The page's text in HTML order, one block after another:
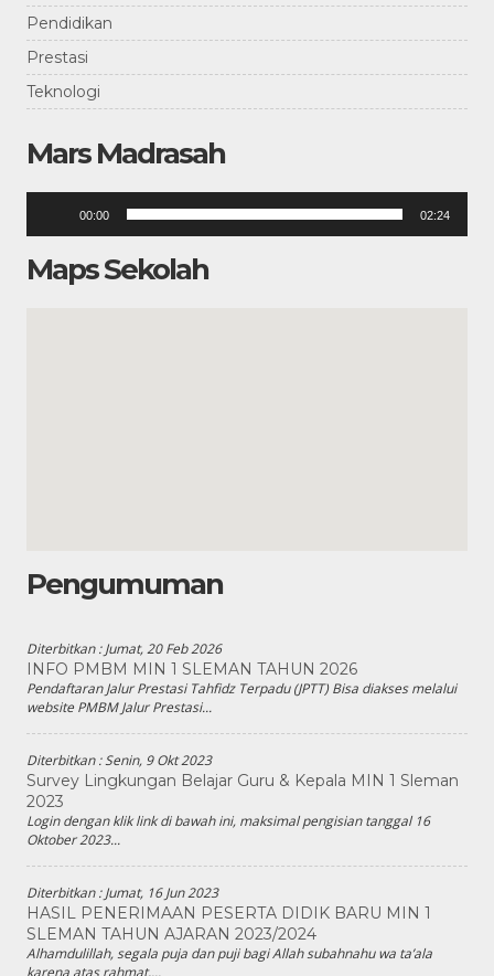
Pendidikan
Prestasi
Teknologi
Mars Madrasah
00:00 02:24
Maps Sekolah
Pengumuman
Diterbitkan :Jumat, 20 Feb 2026
INFO PMBM MIN 1 SLEMAN TAHUN 2026
Pendaftaran Jalur Prestasi Tahfidz Terpadu (JPTT) Bisa diakses melalui
website PMBM Jalur Prestasi...
Diterbitkan :Senin, 9 Okt 2023
Survey Lingkungan Belajar Guru & Kepala MIN 1 Sleman
2023
Login dengan klik link di bawah ini, maksimal pengisian tanggal 16
Oktober 2023...
Diterbitkan :Jumat, 16 Jun 2023
HASIL PENERIMAAN PESERTA DIDIK BARU MIN 1
SLEMAN TAHUN AJARAN 2023/2024
Alhamdulillah, segala puja dan puji bagi Allah subahnahu wa ta’ala
karena atas rahmat,...